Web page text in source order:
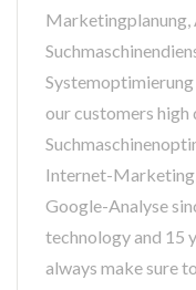
Marketingplanung,
our customers high
Internet-
Google-Analyse
technology and 15
always make sure